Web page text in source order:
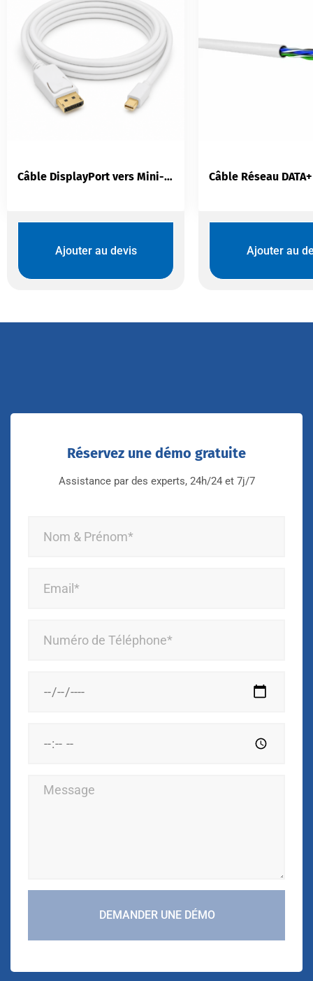
Câble DisplayPort vers Mini-DisplayPort Intellinet 2m | Blanc
Ajouter au devis Ajouter au
Réservez une démo gratuite
Assistance par des experts, 24h/24 et 7j/7
DEMANDER UNE DÉMO